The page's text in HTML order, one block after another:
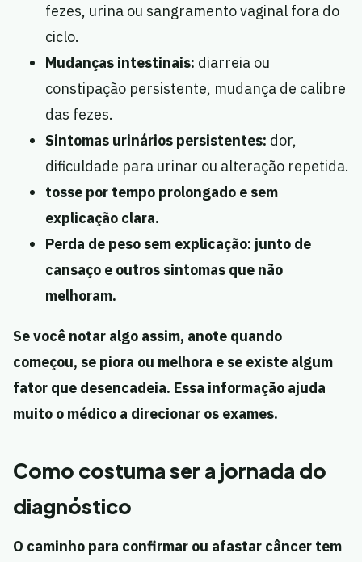
fezes, urina ou sangramento vaginal fora do
ciclo.
Mudanças intestinais: diarreia ou
constipação persistente, mudança de calibre
das fezes.
Sintomas urinários persistentes: dor,
dificuldade para urinar ou alteração repetida.
tosse por tempo prolongado e sem
explicação clara.
Perda de peso sem explicação: junto de
cansaço e outros sintomas que não
melhoram.
Se você notar algo assim, anote quando
começou, se piora ou melhora e se existe algum
fator que desencadeia. Essa informação ajuda
muito o médico a direcionar os exames.
Como costuma ser a jornada do
diagnóstico
O caminho para confirmar ou afastar câncer tem